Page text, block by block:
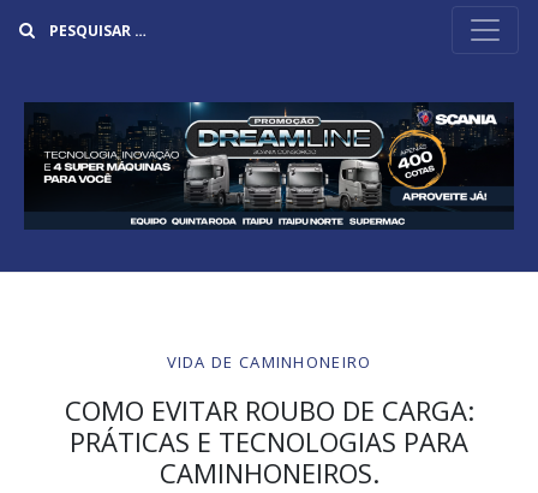
VIDA DE CAMINHONEIRO
COMO EVITAR ROUBO DE CARGA:
PRÁTICAS E TECNOLOGIAS PARA
CAMINHONEIROS.